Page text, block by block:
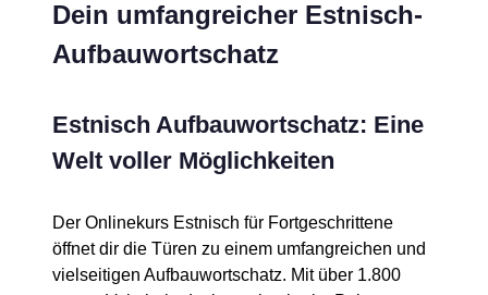
Dein umfangreicher Estnisch-
Aufbauwortschatz
Estnisch Aufbauwortschatz: Eine
Welt voller Möglichkeiten
Der Onlinekurs Estnisch für Fortgeschrittene
öffnet dir die Türen zu einem umfangreichen und
vielseitigen Aufbauwortschatz. Mit über 1.800